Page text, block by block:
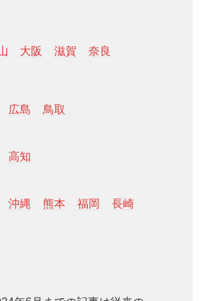
大阪 滋賀 奈良
広島
鳥取
高知
沖縄 熊本 福岡
長崎